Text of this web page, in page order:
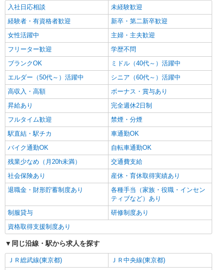
守りなど/阿佐ケ谷駅
時給1650円〜2312円 ＜日払い有/週払い有/交
通費全支給(ガソリン代含む)＞
杉並区 最寄駅：阿佐ヶ谷
キープ 詳細を見る
入社日応相談
未経験歓迎
経験者・有資格者歓迎
新卒・第二新卒歓迎
女性活躍中
主婦・主夫歓迎
フリーター歓迎
学歴不問
ブランクOK
ミドル（40代～）活躍中
エルダー（50代～）活躍中
シニア（60代～）活躍中
高収入・高額
ボーナス・賞与あり
昇給あり
完全週休2日制
フルタイム歓迎
禁煙・分煙
駅直結・駅チカ
車通勤OK
バイク通勤OK
自転車通勤OK
残業少なめ（月20h未満）
交通費支給
社会保険あり
産休・育休取得実績あり
退職金・財形貯蓄制度あり
各種手当（家族・役職・インセン
ティブなど）あり
制服貸与
研修制度あり
資格取得支援制度あり
同じ沿線・駅から求人を探す
ＪＲ総武線(東京都)
ＪＲ中央線(東京都)